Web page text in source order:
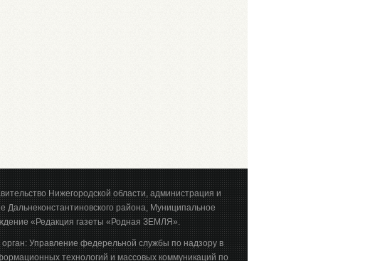
Нижегородской области, администрация и
Дальнеконстантиновского района, Муниципальное
«Редакция газеты «Родная ЗЕМЛЯ».
Управление федерельной службы по надзору в
технологий и массовых коммуникаций по